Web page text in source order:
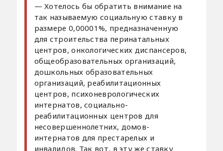
— Хотелось бы обратить внимание на
так называемую социальную ставку в
размере 0,00001%, предназначенную
для строительства перинатальных
центров, онкологических диспансеров,
общеобразовательных организаций,
дошкольных образовательных
организаций, реабилитационных
центров, психоневрологических
интернатов, социально-
реабилитационных центров для
несовершеннолетних, домов-
интернатов для престарелых и
инвалидов. Так вот, в эту же ставку